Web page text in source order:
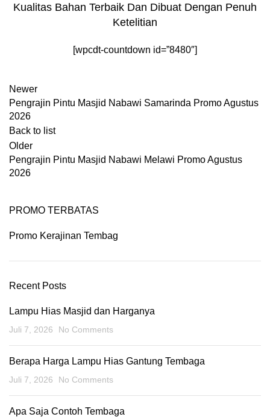
Kualitas Bahan Terbaik Dan Dibuat Dengan Penuh
Ketelitian
[wpcdt-countdown id=”8480″]
Newer
Pengrajin Pintu Masjid Nabawi Samarinda Promo Agustus
2026
Back to list
Older
Pengrajin Pintu Masjid Nabawi Melawi Promo Agustus
2026
PROMO TERBATAS
Promo Kerajinan Tembag
Recent Posts
Lampu Hias Masjid dan Harganya
Juli 7, 2026 No Comments
Berapa Harga Lampu Hias Gantung Tembaga
Juli 7, 2026 No Comments
Apa Saja Contoh Tembaga